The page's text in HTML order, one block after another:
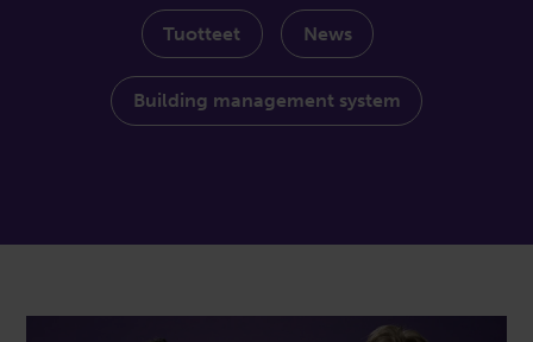
Tuotteet News
Building management system